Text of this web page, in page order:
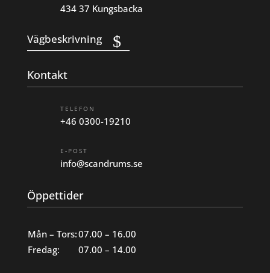
434 37 Kungsbacka
Vägbeskrivning
Kontakt
TELEFON
+46 0300-19210
E-POST
info@scandrums.se
Öppettider
Mån – Tors:07.00 – 16.00
Fredag:
07.00 – 14.00